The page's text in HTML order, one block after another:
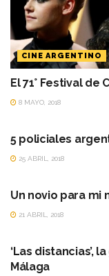
CINE ARGENTINO
El 71° Festival de
8 MAYO, 2018
5 policiales
25 ABRIL, 2018
Un novio para mi
21 ABRIL, 2018
‘Las distancias’,
Málaga